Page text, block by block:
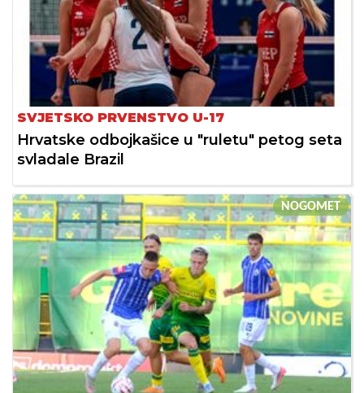
SVJETSKO PRVENSTVO U-17
Hrvatske odbojkašice u "ruletu" petog seta
svladale Brazil
NOGOMET